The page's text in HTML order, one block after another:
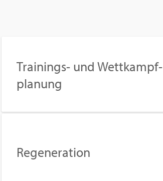
Trai­nings- und Wett­kampf­
pla­nung
Re­ge­ne­ra­ti­on